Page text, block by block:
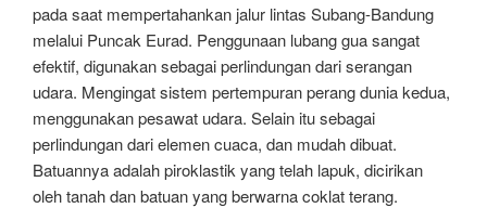
pada saat mempertahankan jalur lintas Subang-Bandung
melalui Puncak Eurad. Penggunaan lubang gua sangat
efektif, digunakan sebagai perlindungan dari serangan
udara. Mengingat sistem pertempuran perang dunia kedua,
menggunakan pesawat udara. Selain itu sebagai
perlindungan dari elemen cuaca, dan mudah dibuat.
Batuannya adalah piroklastik yang telah lapuk, dicirikan
oleh tanah dan batuan yang berwarna coklat terang.